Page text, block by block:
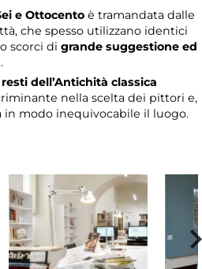
e Ottocento è tramandata dalle
che spesso utilizzano identici
scorci di grande suggestione ed
.
dell’Antichità classica
nella scelta dei pittori e,
in modo inequivocabile il luogo.